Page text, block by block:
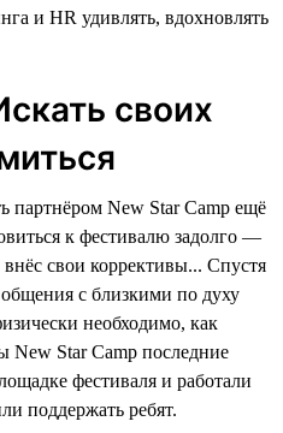
и HR удивлять, вдохновлять
своих
партнёром New Star Camp ещё
к фестивалю задолго —
свои коррективы... Спустя
общения с близкими по духу
необходимо, как
New Star Camp последние
фестиваля и работали
поддержать ребят.